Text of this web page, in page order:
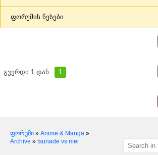
ფორუმის წესები
გვერდი 1 დან 1
ფორუმი » Anime & Manga »
Archive » tsunade vs mei